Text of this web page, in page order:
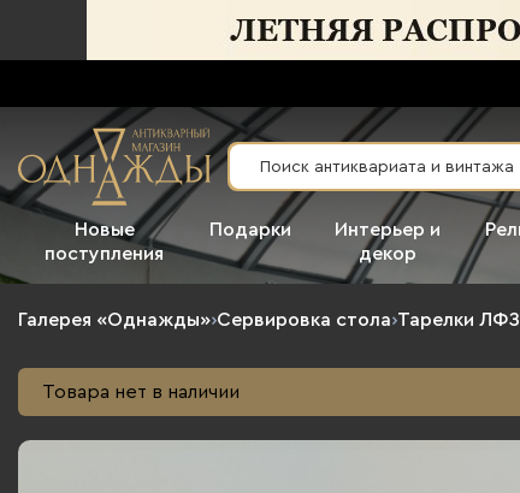
Новые
поступления
Подарки
Интерьер и
декор
Галерея «Однажды»›Сервировка стола›Тарелки ЛФЗ
Товара нет в наличии